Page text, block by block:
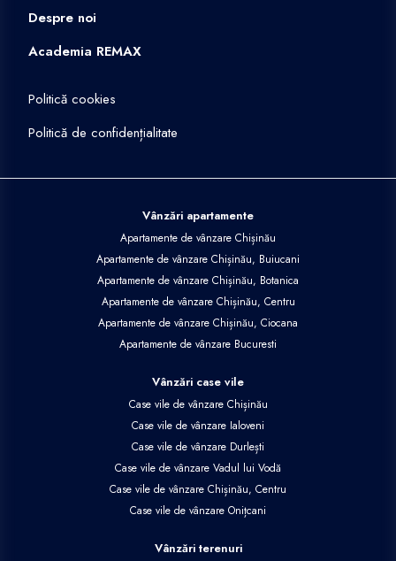
Despre noi
Academia REMAX
Politică cookies
Politică de confidențialitate
Vânzări apartamente
Apartamente de vânzare Chișinău
Apartamente de vânzare Chișinău, Buiucani
Apartamente de vânzare Chișinău, Botanica
Apartamente de vânzare Chișinău, Centru
Apartamente de vânzare Chișinău, Ciocana
Apartamente de vânzare Bucuresti
Vânzări case vile
Case vile de vânzare Chișinău
Case vile de vânzare Ialoveni
Case vile de vânzare Durlești
Case vile de vânzare Vadul lui Vodă
Case vile de vânzare Chișinău, Centru
Case vile de vânzare Onițcani
Vânzări terenuri